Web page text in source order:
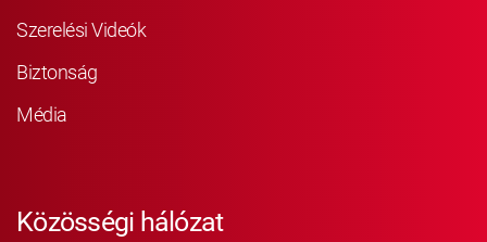
Szerelési Videók
Biztonság
Média
Közösségi hálózat